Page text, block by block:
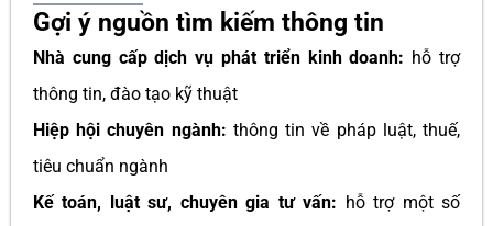
Gợi ý nguồn tìm kiếm thông tin
Nhà cung cấp dịch vụ phát triển kinh doanh: hỗ trợ
thông tin, đào tạo kỹ thuật
Hiệp hội chuyên ngành: thông tin về pháp luật, thuế,
tiêu chuẩn ngành
Kế toán, luật sư, chuyên gia tư vấn: hỗ trợ một số